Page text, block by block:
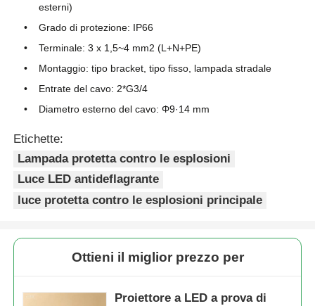
esterni)
Grado di protezione: IP66
Terminale: 3 x 1,5~4 mm2 (L+N+PE)
Montaggio: tipo bracket, tipo fisso, lampada stradale
Entrate del cavo: 2*G3/4
Diametro esterno del cavo: Φ9·14 mm
Etichette:
Lampada protetta contro le esplosioni
Luce LED antideflagrante
luce protetta contro le esplosioni principale
Ottieni il miglior prezzo per
Proiettore a LED a prova di